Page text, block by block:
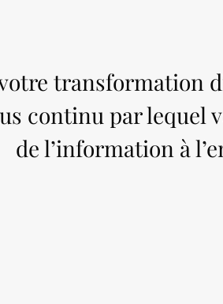
transformation
continu par
de l’information à